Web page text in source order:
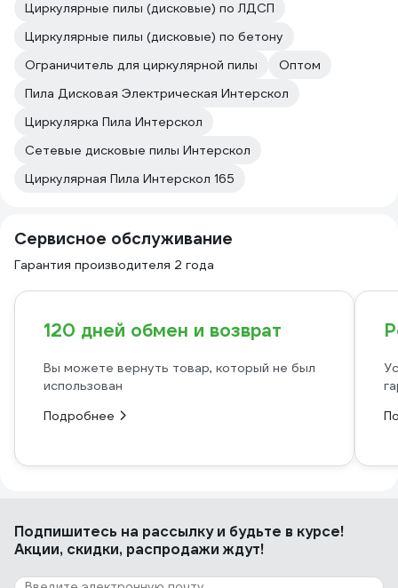
Циркулярные пилы (дисковые) по ЛДСП
Циркулярные пилы (дисковые) по бетону
Ограничитель для циркулярной пилы
Оптом
Пила Дисковая Электрическая Интерскол
Циркулярка Пила Интерскол
Сетевые дисковые пилы Интерскол
Циркулярная Пила Интерскол 165
Сервисное обслуживание
Гарантия производителя 2 года
120 дней обмен и возврат
Вы можете вернуть товар, который не был
использован
Подробнее
Подпишитесь на рассылкуи будьте в курсе!
Акции, скидки, распродажи ждут!